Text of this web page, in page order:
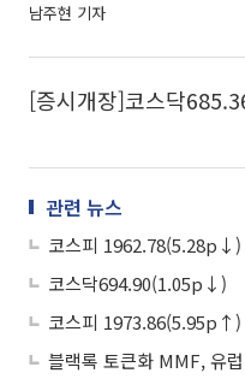
남주현 기자
[증시개장]코스닥
관련 뉴스
코스피 1962.78(5.28p↓)
코스닥694.90(1.05p↓)
코스피 1973.86(5.95p↑)
블랙록 토큰화 MMF, 유럽